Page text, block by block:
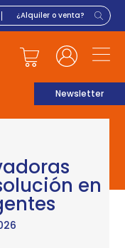
Newsletter
en